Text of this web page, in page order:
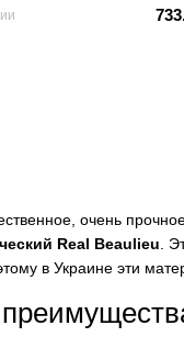
очень
Real Beaulieu .
в Украине эти